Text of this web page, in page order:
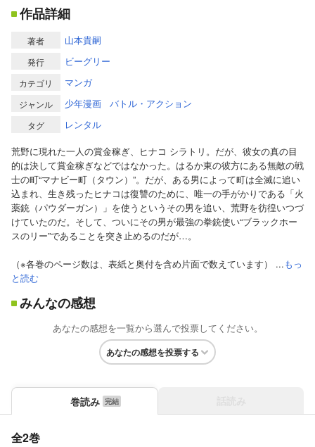
作品詳細
著者 山本貴嗣
発行 ビーグリー
カテゴリ マンガ
ジャンル 少年漫画 バトル・アクション
タグ
レンタル
荒野に現れた一人の賞金稼ぎ、ヒナコ シラトリ。だが、彼女の真の目
的は決して賞金稼ぎなどではなかった。はるか東の彼方にある無敵の戦
士の町“マナビー町（タウン）”。だが、ある男によって町は全滅に追い
込まれ、生き残ったヒナコは復讐のために、唯一の手がかりである「火
薬銃（パウダーガン）」を使うというその男を追い、荒野を彷徨いつづ
けていたのだ。そして、ついにその男が最強の拳銃使い“ブラックホー
スのリー”であることを突き止めるのだが…。
（※各巻のページ数は、表紙と奥付を含め片面で数えています） ...もっ
と読む
みんなの感想
あなたの感想を一覧から選んで投票してください。
あなたの感想を投票する
巻読み
全2巻